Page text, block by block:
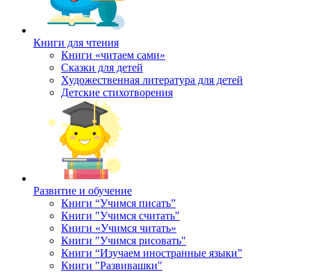
Книги для чтения
Книги «читаем сами»
Сказки для детей
Художественная литература для детей
Детские стихотворения
Развитие и обучение
Книги “Учимся писать”
Книги "Учимся считать"
Книги «Учимся читать»
Книги "Учимся рисовать"
Книги “Изучаем иностранные языки”
Книги "Развивашки"